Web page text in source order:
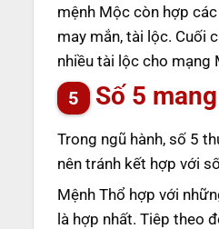
mệnh Mộc còn hợp
may mắn, tài lộc. Cuối
nhiều tài lộc cho mạng
Số 5
Trong ngũ hành, số 5
nên tránh kết hợp với
Mệnh Thổ hợp với
là hợp nhất. Tiêp theo